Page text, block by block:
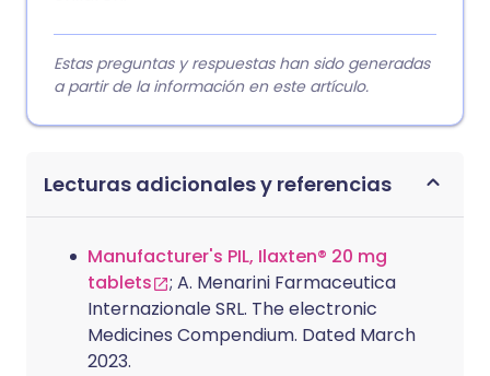
Estas preguntas y respuestas han sido generadas
a partir de la información en este artículo.
Lecturas adicionales y referencias
Manufacturer's PIL, Ilaxten® 20 mg
tablets
; A. Menarini Farmaceutica
Internazionale SRL. The electronic
Medicines Compendium. Dated March
2023.